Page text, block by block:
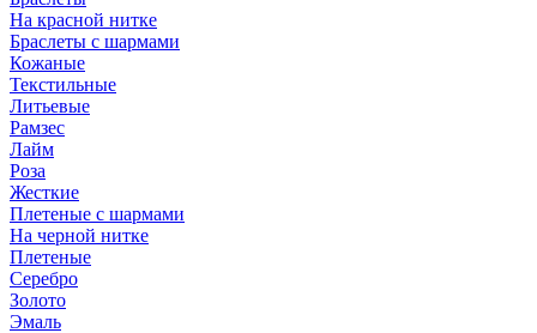
На красной нитке
Браслеты с шармами
Кожаные
Текстильные
Литьевые
Рамзес
Лайм
Роза
Жесткие
Плетеные с шармами
На черной нитке
Плетеные
Серебро
Золото
Эмаль